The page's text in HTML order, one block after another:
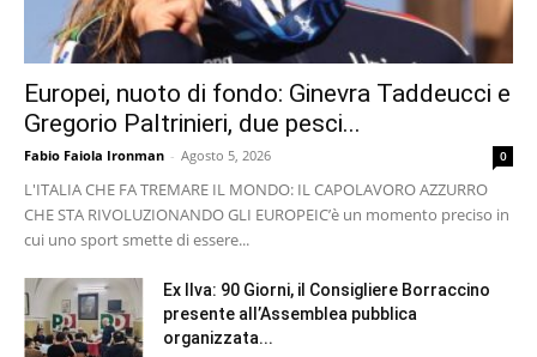
Europei, nuoto di fondo: Ginevra Taddeucci e
Gregorio Paltrinieri, due pesci...
Fabio Faiola Ironman - Agosto 5, 2026 0
L'ITALIA CHE FA TREMARE IL MONDO: IL CAPOLAVORO AZZURRO
CHE STA RIVOLUZIONANDO GLI EUROPEI ​C’è un momento preciso in
cui uno sport smette di essere...
Ex Ilva: 90 Giorni, il Consigliere Borraccino
presente all’Assemblea pubblica
organizzata...